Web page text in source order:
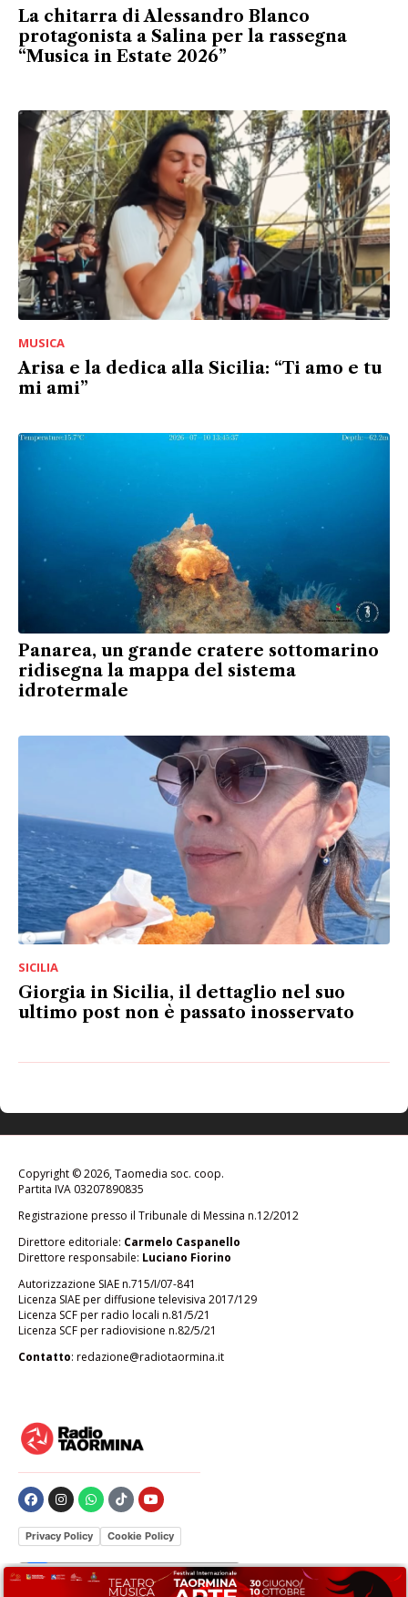
La chitarra di Alessandro Blanco
protagonista a Salina per la rassegna
“Musica in Estate 2026”
MUSICA
Arisa e la dedica alla Sicilia: “Ti amo e tu
mi ami”
Panarea, un grande cratere sottomarino
ridisegna la mappa del sistema
idrotermale
SICILIA
Giorgia in Sicilia, il dettaglio nel suo
ultimo post non è passato inosservato
Privacy Policy Cookie Policy
Le tue preferenze relative alla privacy
Copyright © 2026, Taomedia soc. coop.
Partita IVA 03207890835
Registrazione presso il Tribunale di Messina n.12/2012
Direttore editoriale: Carmelo Caspanello
Direttore responsabile: Luciano Fiorino
Autorizzazione SIAE n.715/I/07-841
Licenza SIAE per diffusione televisiva 2017/129
Licenza SCF per radio locali n.81/5/21
Licenza SCF per radiovisione n.82/5/21
Contatto: redazione@radiotaormina.it